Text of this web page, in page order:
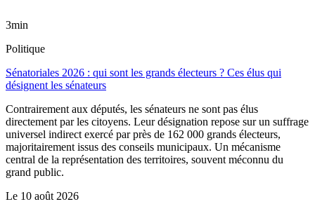
3min
Politique
Sénatoriales 2026 : qui sont les grands électeurs ? Ces élus qui
désignent les sénateurs
Contrairement aux députés, les sénateurs ne sont pas élus
directement par les citoyens. Leur désignation repose sur un suffrage
universel indirect exercé par près de 162 000 grands électeurs,
majoritairement issus des conseils municipaux. Un mécanisme
central de la représentation des territoires, souvent méconnu du
grand public.
Le 10 août 2026